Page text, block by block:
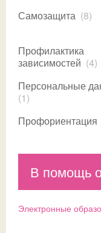
Самозащита (8)
Профилактика
зависимостей (4)
Персональные
(1)
Профориентация
В помощь
Электронные